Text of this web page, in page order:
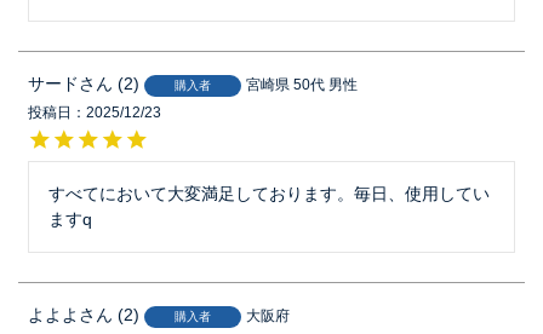
サード 2 購入者 宮崎県 50代 男性
投稿日
2025/12/23
すべてにおいて大変満足しております。毎日、使用してい
ますq
よよよ 2 購入者
大阪府